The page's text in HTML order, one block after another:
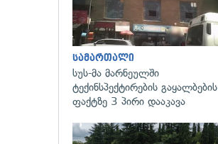
სამართალი
სუს-მა მარნეულში
ტექინსპექტირების გაყალბების
ფაქტზე 3 პირი დააკავა